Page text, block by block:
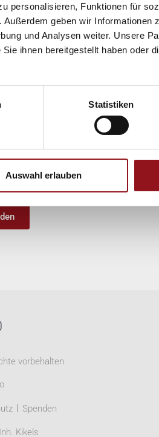
personalisieren, Funktionen für
geben wir Informationen
und Analysen weiter. Unsere
ihnen bereitgestellt haben oder
Statistiken
Auswahl erlauben
PfötlerIn
mit CHF 100.00
vorbehalten
Spenden
Kikels